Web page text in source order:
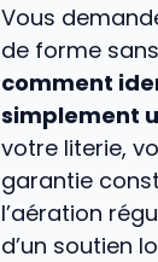
Vous
de forme
comment
simplement
votre literie,
garantie
l’aération
d’un soutien